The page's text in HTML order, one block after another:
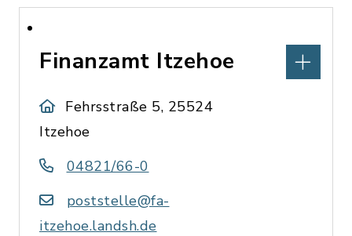
Finanzamt Itzehoe
Fehrsstraße 5, 25524
Itzehoe
04821/66-0
poststelle@fa-
itzehoe.landsh.de